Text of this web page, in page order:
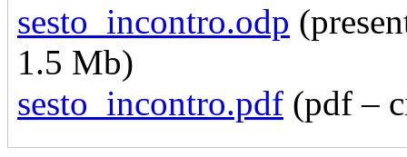
sesto_incontro.odp
1.5 Mb)
sesto_incontro.pdf (pdf –